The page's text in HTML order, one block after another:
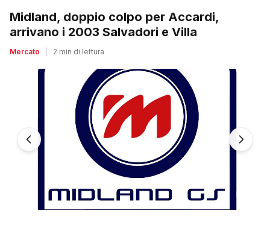
Midland, doppio colpo per Accardi,
arrivano i 2003 Salvadori e Villa
Mercato 2 min di lettura